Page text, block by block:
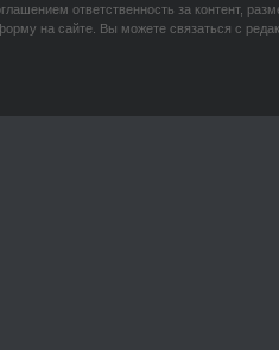
ответственность за контент,
на сайте. Вы можете связаться с